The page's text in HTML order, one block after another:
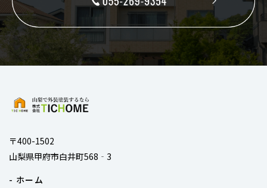
〒400-1502
山梨県甲府市白井町568‐3
- ホーム